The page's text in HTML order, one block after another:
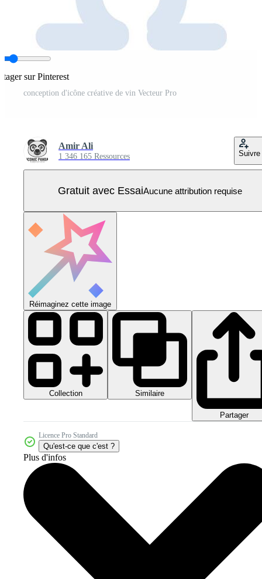
sur Pinterest
conception d'icône créative de vin Vecteur Pro
Amir Ali
1 346 165 Ressources Suivre
Gratuit avec EssaiAucune attribution requise
Réimaginez cette image
Collection Similaire
Partager
Licence Pro Standard
Qu'est-ce que c'est ?
Plus d'infos